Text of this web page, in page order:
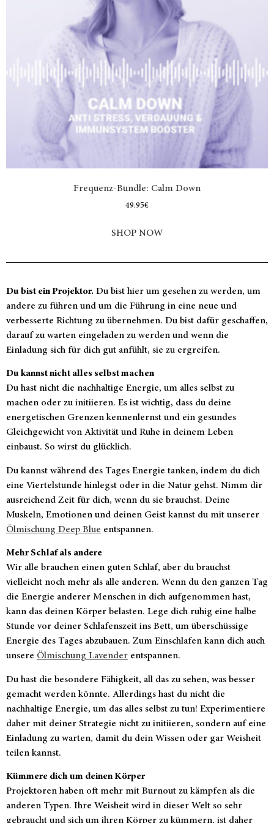
Du bist ein Projektor. Du bist hier um gesehen zu werden, um
andere zu führen und um die Führung in eine neue und
verbesserte Richtung zu übernehmen. Du bist dafür geschaffen,
darauf zu warten eingeladen zu werden und wenn die
Einladung sich für dich gut anfühlt, sie zu ergreifen.
Du kannst nicht alles selbst machen
Du hast nicht die nachhaltige Energie, um alles selbst zu
machen oder zu initiieren. Es ist wichtig, dass du deine
energetischen Grenzen kennenlernst und ein gesundes
Gleichgewicht von Aktivität und Ruhe in deinem Leben
einbaust. So wirst du glücklich.
Du kannst während des Tages Energie tanken, indem du dich
eine Viertelstunde hinlegst oder in die Natur gehst. Nimm dir
ausreichend Zeit für dich, wenn du sie brauchst. Deine
Muskeln, Emotionen und deinen Geist kannst du mit unserer
Ölmischung Deep Blue entspannen.
Mehr Schlaf als andere
Wir alle brauchen einen guten Schlaf, aber du brauchst
vielleicht noch mehr als alle anderen. Wenn du den ganzen Tag
die Energie anderer Menschen in dich aufgenommen hast,
kann das deinen Körper belasten. Lege dich ruhig eine halbe
Stunde vor deiner Schlafenszeit ins Bett, um überschüssige
Energie des Tages abzubauen. Zum Einschlafen kann dich auch
unsere Ölmischung Lavender entspannen.
Du hast die besondere Fähigkeit, all das zu sehen, was besser
gemacht werden könnte. Allerdings hast du nicht die
nachhaltige Energie, um das alles selbst zu tun! Experimentiere
daher mit deiner Strategie nicht zu initiieren, sondern auf eine
Einladung zu warten, damit du dein Wissen oder gar Weisheit
teilen kannst.
Kümmere dich um deinen Körper
Projektoren haben oft mehr mit Burnout zu kämpfen als die
anderen Typen. Ihre Weisheit wird in dieser Welt so sehr
gebraucht und sich um ihren Körper zu kümmern, ist daher
Frequenz-Bundle: Calm Down
49.95€
SHOP NOW